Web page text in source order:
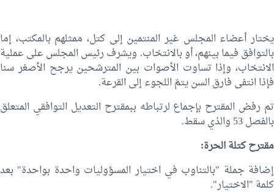
يختار أعضاء المجلس غير المنتمين إلى كتل، ممثلهم بالمكتب، إما
بالتوافق فيما بينهم، أو بالانتخاب. ويشرف رئيس المجلس على عملية
الانتخاب، وإذا تساوت الأصوات بين المترشحين يرجح الأصغر سنا
فإذا انتفى فارق السن يتمّ اللجوء إلى القرعة.
تم رفض المقترح بإجماع لرتباطه ببمقترح التعديل التوافقي المتعلق
بالفصل 53 والذي سقط.
مقترح كتلة الحرة:
إضافة جملة "بالتناوب في اختيار المسؤوليات واحدة بواحدة" بعد
كلمة "الاختيار".